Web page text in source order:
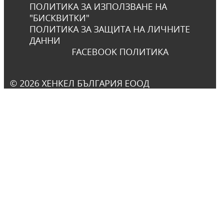
ПОЛИТИКА ЗА ИЗПОЛЗВАНЕ НА
"БИСКВИТКИ"
ПОЛИТИКА ЗА ЗАЩИТА НА ЛИЧНИТЕ
ДАННИ
FACEBOOK ПОЛИТИКА
© 2026 ХЕНКЕЛ БЪЛГАРИЯ ЕООД